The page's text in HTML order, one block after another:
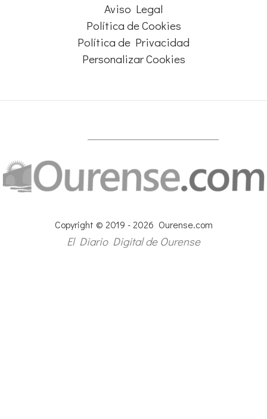
Aviso Legal
Política de Cookies
Política de Privacidad
Personalizar Cookies
Copyright © 2019 - 2026 Ourense.com
El Diario Digital de Ourense